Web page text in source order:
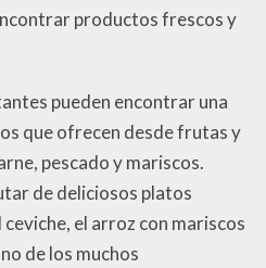
productos frescos y
pueden encontrar una
que ofrecen desde frutas y
pescado y mariscos.
de deliciosos platos
el arroz con mariscos
de los muchos